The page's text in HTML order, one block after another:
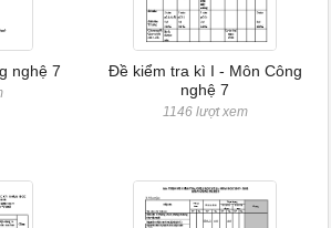
nghệ 7
Đề kiểm tra kì I - Môn Công
nghệ 7
1146 lượt xem